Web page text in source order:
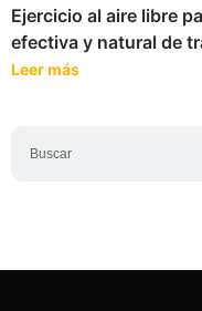
Ejercicio al aire libre
efectiva y natural de
Leer más